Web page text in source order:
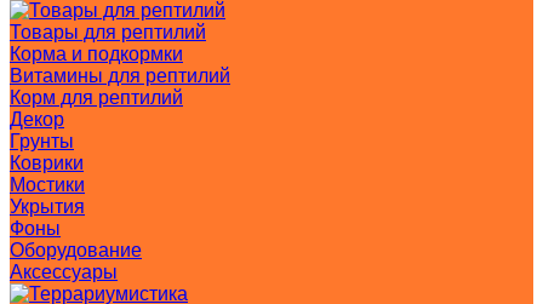
Товары для рептилий
Корма и подкормки
Витамины для рептилий
Корм для рептилий
Декор
Грунты
Коврики
Мостики
Укрытия
Фоны
Оборудование
Аксессуары